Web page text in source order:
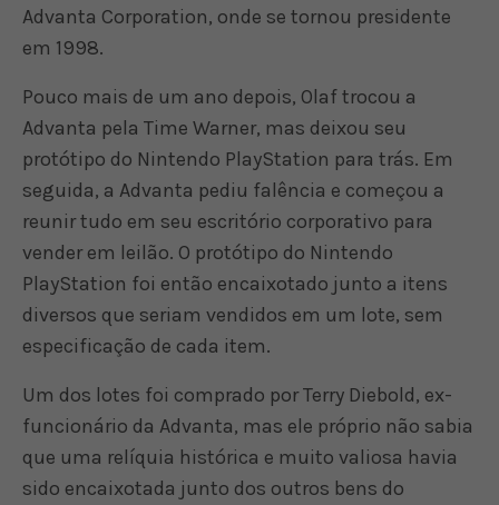
Advanta Corporation, onde se tornou presidente
em 1998.
Pouco mais de um ano depois, Olaf trocou a
Advanta pela Time Warner, mas deixou seu
protótipo do Nintendo PlayStation para trás. Em
seguida, a Advanta pediu falência e começou a
reunir tudo em seu escritório corporativo para
vender em leilão. O protótipo do Nintendo
PlayStation foi então encaixotado junto a itens
diversos que seriam vendidos em um lote, sem
especificação de cada item.
Um dos lotes foi comprado por Terry Diebold, ex-
funcionário da Advanta, mas ele próprio não sabia
que uma relíquia histórica e muito valiosa havia
sido encaixotada junto dos outros bens do